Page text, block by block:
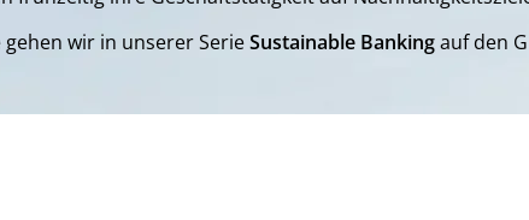
wir in unserer SerieSustainable Bankingauf den